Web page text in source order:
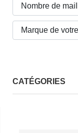
CATÉGORIES